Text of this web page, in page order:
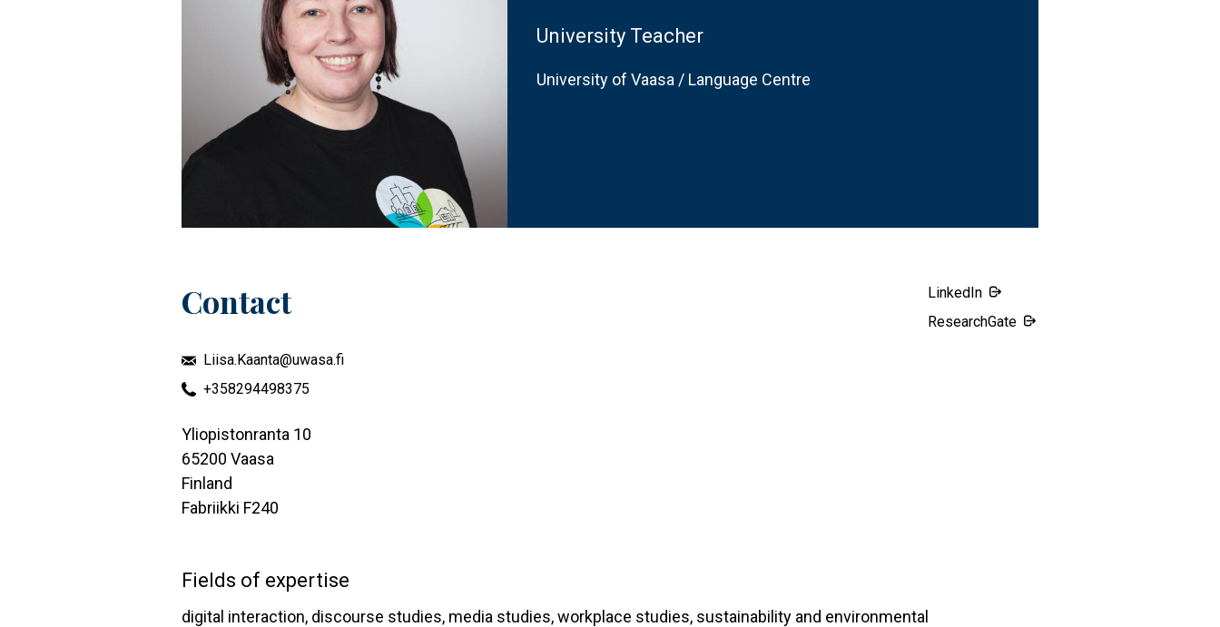
University Teacher
University of Vaasa / Language Centre
Contact
Liisa.Kaanta@uwasa.fi
+358294498375
Yliopistonranta 10
65200 Vaasa
Finland
Fabriikki F240
LinkedIn
ResearchGate
Fields of expertise
digital interaction, discourse studies, media studies,workplace studies, sustainability and environmental